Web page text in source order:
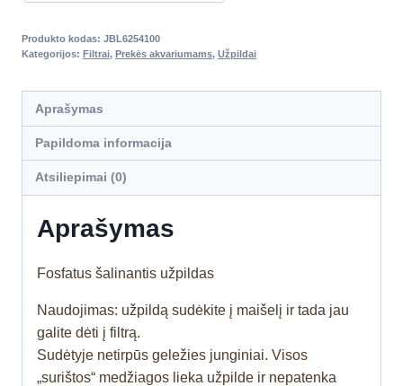
Produkto kodas: JBL6254100
Kategorijos: Filtrai, Prekės akvariumams, Užpildai
Aprašymas
Papildoma informacija
Atsiliepimai (0)
Aprašymas
Fosfatus šalinantis užpildas
Naudojimas: užpildą sudėkite į maišelį ir tada jau
galite dėti į filtrą.
Sudėtyje netirpūs geležies junginiai. Visos
„surištos“ medžiagos lieka užpilde ir nepatenka